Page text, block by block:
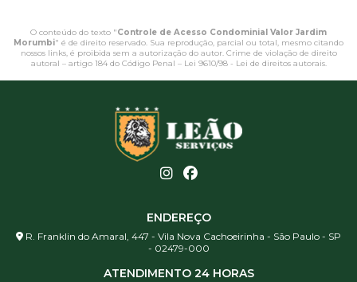
O conteúdo do texto "Controle de Acesso Condominial Valor Jardim
Morumbi" é de direito reservado. Sua reprodução, parcial ou total, mesmo citando
nossos links, é proibida sem a autorização do autor. Crime de violação de direito
autoral – artigo 184 do Código Penal – Lei 9610/98 - Lei de direitos autorais.
ENDEREÇO
R. Franklin do Amaral, 447 - Vila Nova Cachoeirinha - São Paulo - SP
- 02479-000
ATENDIMENTO 24 HORAS